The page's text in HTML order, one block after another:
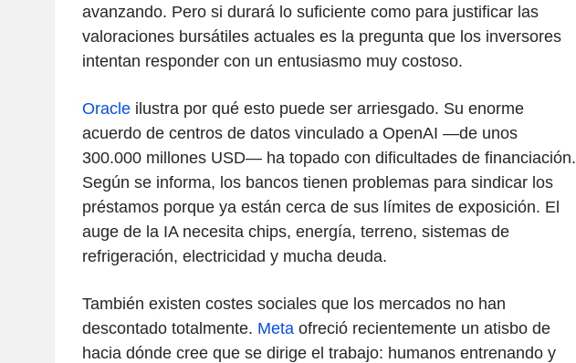
avanzando. Pero si durará lo suficiente como para justificar las
valoraciones bursátiles actuales es la pregunta que los inversores
intentan responder con un entusiasmo muy costoso.
Oracleilustra por qué esto puede ser arriesgado. Su enorme
acuerdo de centros de datos vinculado a OpenAI —de unos
300.000 millones USD— ha topado con dificultades de financiación.
Según se informa, los bancos tienen problemas para sindicar los
préstamos porque ya están cerca de sus límites de exposición. El
auge de la IA necesita chips, energía, terreno, sistemas de
refrigeración, electricidad y mucha deuda.
También existen costes sociales que los mercados no han
descontado totalmente. Metaofreció recientemente un atisbo de
hacia dónde cree que se dirige el trabajo: humanos entrenando y